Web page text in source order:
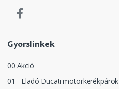
Gyorslinkek
00 Akció
01 - Eladó Ducati motorkerékpárok